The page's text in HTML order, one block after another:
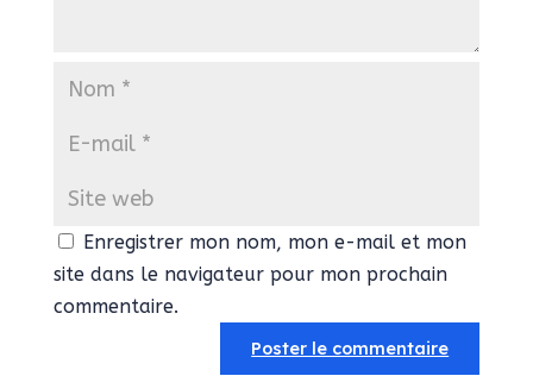
Enregistrer mon nom, mon e-mail et mon
site dans le navigateur pour mon prochain
commentaire.